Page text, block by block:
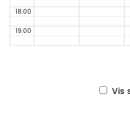
18.00
19.00
Vis